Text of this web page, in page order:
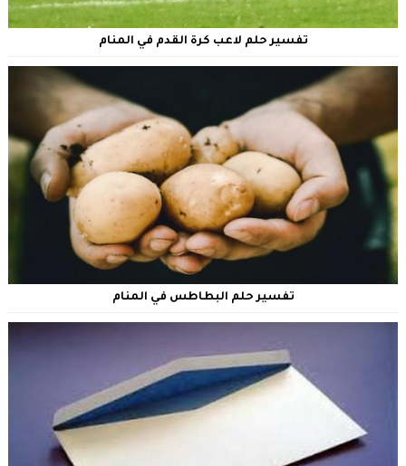
تفسير حلم لاعب كرة القدم في المنام
تفسير حلم البطاطس في المنام